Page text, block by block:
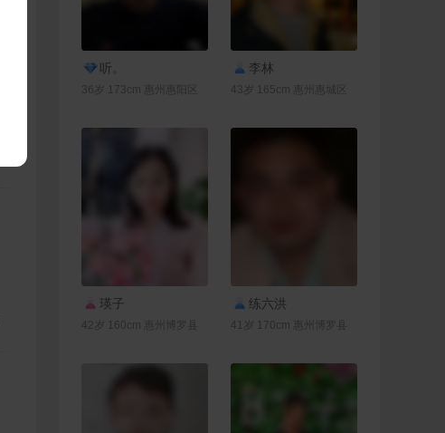
听。
36岁 173cm 惠州惠阳区
李林
43岁 165cm 惠州惠城区
瑛子
42岁 160cm 惠州博罗县
联系Ta
练六洪
41岁 170cm 惠州博罗县